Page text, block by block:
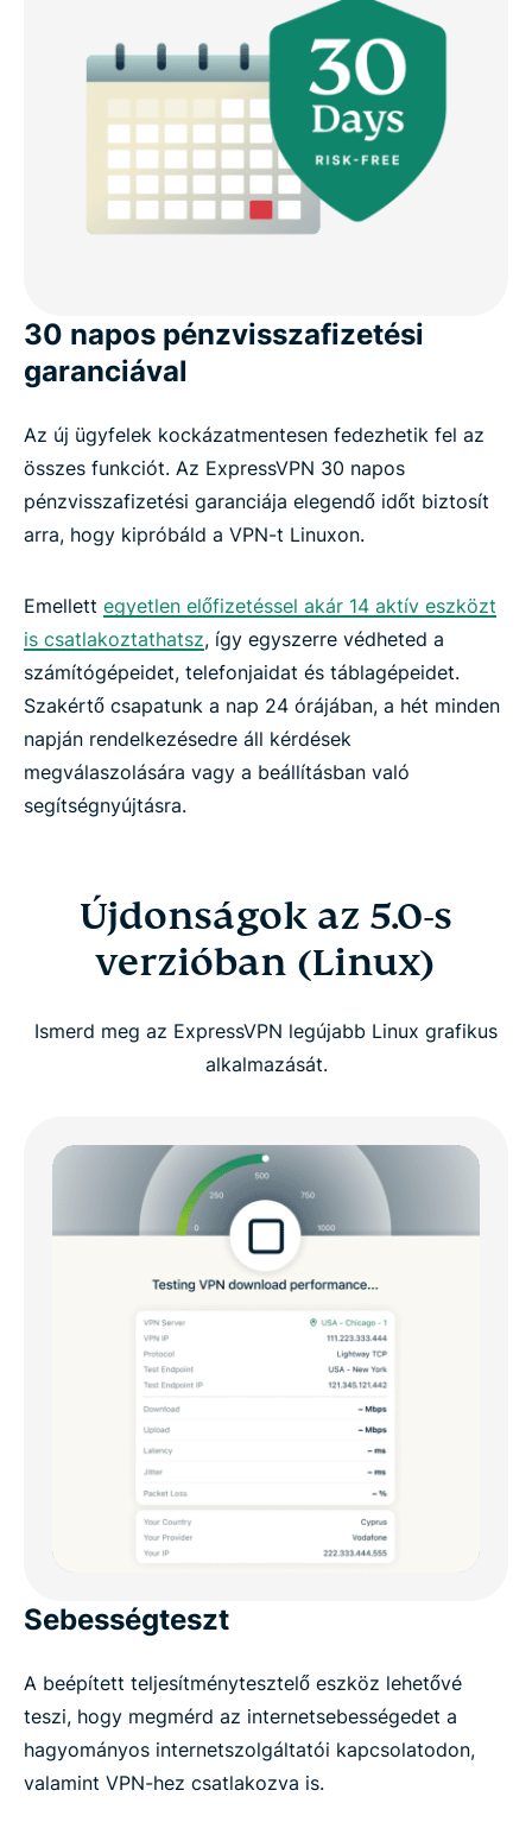
30 napos pénzvisszafizetési
garanciával
Az új ügyfelek kockázatmentesen fedezhetik fel az
összes funkciót. Az ExpressVPN 30 napos
pénzvisszafizetési garanciája elegendő időt biztosít
arra, hogy kipróbáld a VPN-t Linuxon.
Emellett egyetlen előfizetéssel akár 14 aktív eszközt
is csatlakoztathatsz, így egyszerre védheted a
számítógépeidet, telefonjaidat és táblagépeidet.
Szakértő csapatunk a nap 24 órájában, a hét minden
napján rendelkezésedre áll kérdések
megválaszolására vagy a beállításban való
segítségnyújtásra.
Újdonságok az 5.0-s
verzióban (Linux)
Ismerd meg az ExpressVPN legújabb Linux grafikus
alkalmazását.
Sebességteszt
A beépített teljesítménytesztelő eszköz lehetővé
teszi, hogy megmérd az internetsebességedet a
hagyományos internetszolgáltatói kapcsolatodon,
valamint VPN-hez csatlakozva is.